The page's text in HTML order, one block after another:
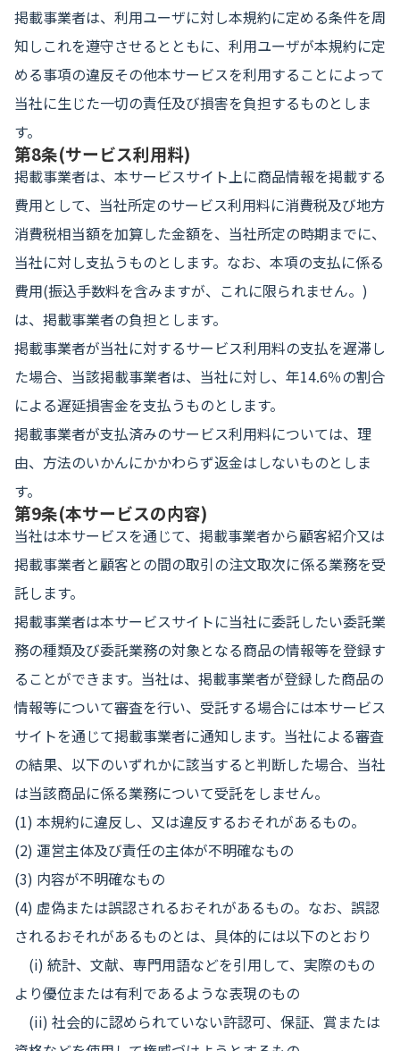
掲載事業者は、利用ユーザに対し本規約に定める条件を周
知しこれを遵守させるとともに、利用ユーザが本規約に定
める事項の違反その他本サービスを利用することによって
当社に生じた一切の責任及び損害を負担するものとしま
す。
第8条(サービス利用料)
掲載事業者は、本サービスサイト上に商品情報を掲載する
費用として、当社所定のサービス利用料に消費税及び地方
消費税相当額を加算した金額を、当社所定の時期までに、
当社に対し支払うものとします。なお、本項の支払に係る
費用(振込手数料を含みますが、これに限られません。)
は、掲載事業者の負担とします。
掲載事業者が当社に対するサービス利用料の支払を遅滞し
た場合、当該掲載事業者は、当社に対し、年14.6％の割合
による遅延損害金を支払うものとします。
掲載事業者が支払済みのサービス利用料については、理
由、方法のいかんにかかわらず返金はしないものとしま
す。
第9条(本サービスの内容)
当社は本サービスを通じて、掲載事業者から顧客紹介又は
掲載事業者と顧客との間の取引の注文取次に係る業務を受
託します。
掲載事業者は本サービスサイトに当社に委託したい委託業
務の種類及び委託業務の対象となる商品の情報等を登録す
ることができます。当社は、掲載事業者が登録した商品の
情報等について審査を行い、受託する場合には本サービス
サイトを通じて掲載事業者に通知します。当社による審査
の結果、以下のいずれかに該当すると判断した場合、当社
は当該商品に係る業務について受託をしません。
(1) 本規約に違反し、又は違反するおそれがあるもの。
(2) 運営主体及び責任の主体が不明確なもの
(3) 内容が不明確なもの
(4) 虚偽または誤認されるおそれがあるもの。なお、誤認
されるおそれがあるものとは、具体的には以下のとおり
(i) 統計、文献、専門用語などを引用して、実際のもの
より優位または有利であるような表現のもの
(ii) 社会的に認められていない許認可、保証、賞または